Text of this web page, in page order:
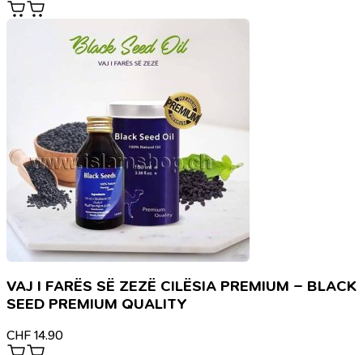
VAJ I FARËS SË ZEZË CILËSIA PREMIUM – BLACK
SEED PREMIUM QUALITY
CHF 14.90